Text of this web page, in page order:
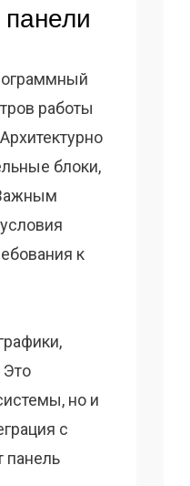
работы
блоки,
к
но и
с
панель